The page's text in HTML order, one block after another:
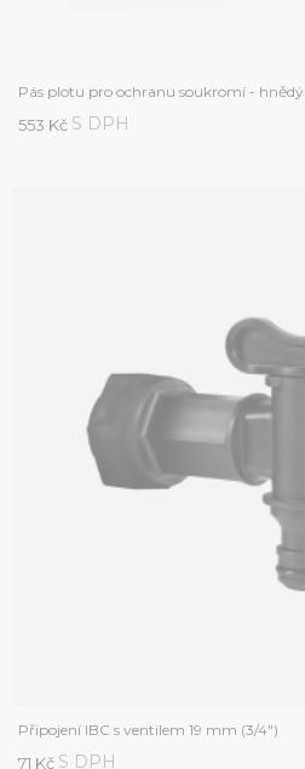
Pás plotu pro ochranu soukromí - hnědý
553 Kč S DPH
Připojení IBC s ventilem 19 mm (3/4")
71 Kč S DPH